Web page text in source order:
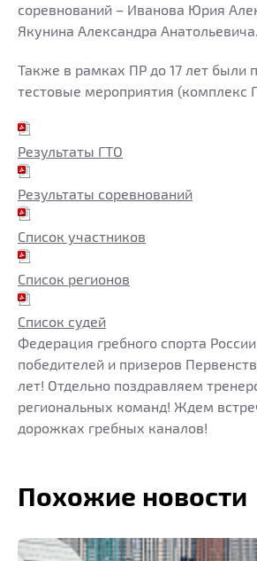
соревнований – Иванова Юрия
Якунина Александра Анатольевича.
Также в рамках ПР до 17 лет были
тестовые мероприятия (комплекс
Результаты ГТО
Результаты соревнований
Список участников
Список регионов
Список судей
Федерация гребного спорта
победителей и призеров
лет! Отдельно поздравляем
региональных команд! Ждем
дорожках гребных каналов!
Похожие новости